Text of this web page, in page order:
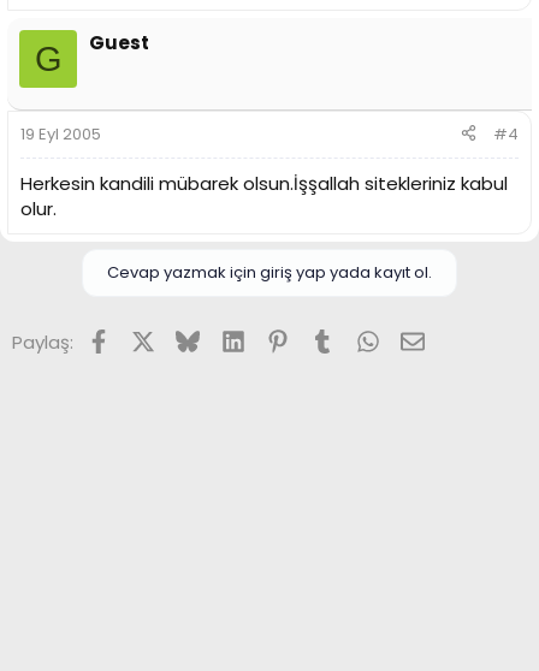
G Guest
19 Eyl 2005 #4
Herkesin kandili mübarek olsun.İşşallah sitekleriniz kabul
olur.
Cevap yazmak için giriş yap yada kayıt ol.
Paylaş: FacebookX (Twitter)
BlueskyLinkedInPinterest
TumblrWhatsApp
E-posta